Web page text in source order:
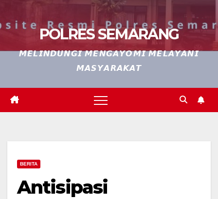
POLRES SEMARANG
𝙈𝙀𝙇𝙄𝙉𝘿𝙐𝙉𝙂𝙄 𝙈𝙀𝙉𝙂𝘼𝙔𝙊𝙈𝙄 𝙈𝙀𝙇𝘼𝙔𝘼𝙉𝙄
𝙈𝘼𝙎𝙔𝘼𝙍𝘼𝙆𝘼𝙏
BERITA
Antisipasi